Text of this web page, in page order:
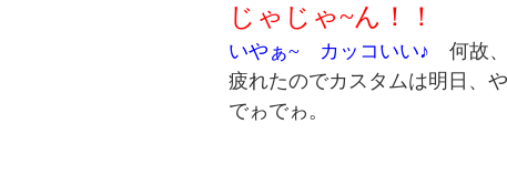
じゃじゃ~ん！！
いやぁ~ カッコいい♪ 何故、
疲れたのでカスタムは明日、
でゎでゎ。